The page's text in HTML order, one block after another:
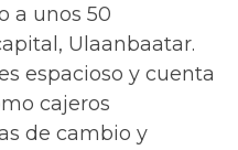
a unos 50
Ulaanbaatar.
espacioso y cuenta
cajeros
de cambio y